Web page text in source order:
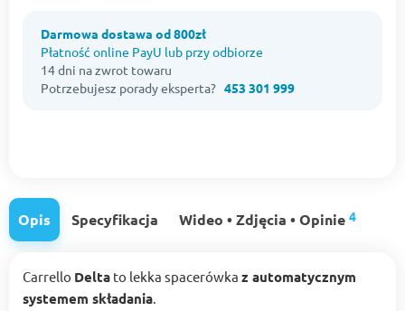
Darmowa dostawa od 800zł
Płatność online PayU lub przy odbiorze
14 dni na zwrot towaru
Potrzebujesz porady eksperta? 453 301 999
Opis Specyfikacja Wideo • Zdjęcia • Opinie 4
Carrello Delta to lekka spacerówka z automatycznym
systemem składania.